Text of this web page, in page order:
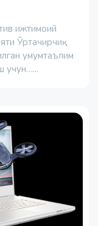
ижтимоий
Ўртачирчиқ
умумтаълим
учун…...